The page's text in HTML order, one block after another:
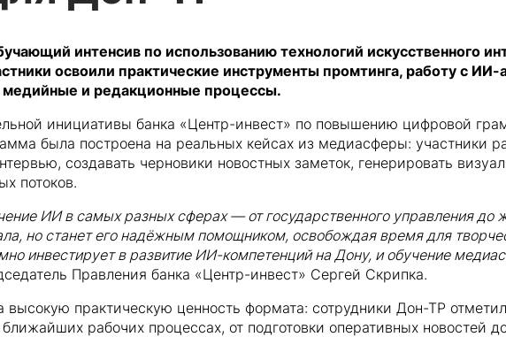
интенсив по использованию технологий искусственного
освоили практические инструменты промтинга, работу с ИИ-
и редакционные процессы.
инициативы банка «Центр-инвест» по повышению цифровой
была построена на реальных кейсах из медиасферы: участники
создавать черновики новостных заметок, генерировать
потоков.
ИИ в самых разных сферах — от государственного управления до
но станет его надёжным помощником, освобождая время для
инвестирует в развитие ИИ-компетенций на Дону, и обучение
Правления банка «Центр-инвест» Сергей Скрипка.
высокую практическую ценность формата: сотрудники Дон-ТР
рабочих процессах, от подготовки оперативных новостей